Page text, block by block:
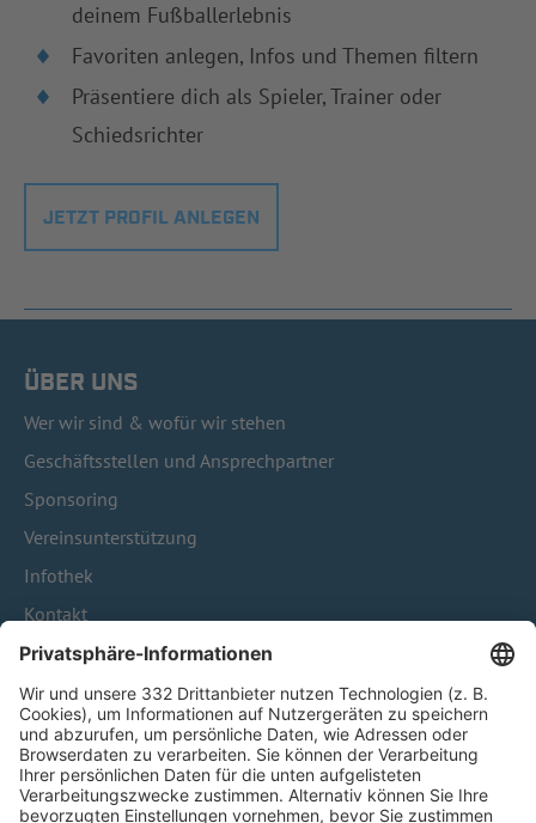
deinem Fußballerlebnis
Favoriten anlegen, Infos und Themen filtern
Präsentiere dich als Spieler, Trainer oder
Schiedsrichter
JETZT PROFIL ANLEGEN
ÜBER UNS
Wer wir sind & wofür wir stehen
Geschäftsstellen und Ansprechpartner
Sponsoring
Vereinsunterstützung
Infothek
Kontakt
HÄUFIG BESUCHTE SEITEN
Pässe und Vereinswechsel
Trainerausbildung
Schulungsangebot Vereinsmitarbeiter